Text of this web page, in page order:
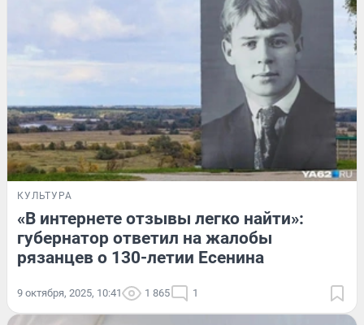
КУЛЬТУРА
«В интернете отзывы легко найти»:
губернатор ответил на жалобы
рязанцев о 130-летии Есенина
9 октября, 2025, 10:41 1 865 1